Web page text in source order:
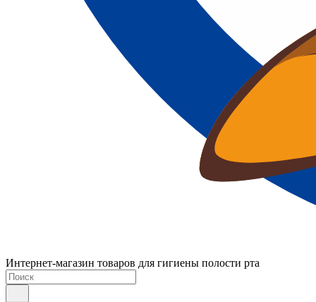
Интернет-магазин товаров для гигиены полости рта